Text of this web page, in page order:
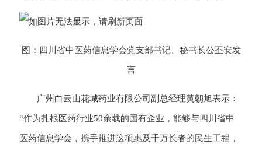
图：四川省中医药信息学会党支部书记、秘书长公丕安发
言
广州白云山花城药业有限公司副总经理黄朝旭表示：
“作为扎根医药行业50余载的国有企业，能够与四川省中
医药信息学会，携手推进这项惠及千万长者的民生工程，